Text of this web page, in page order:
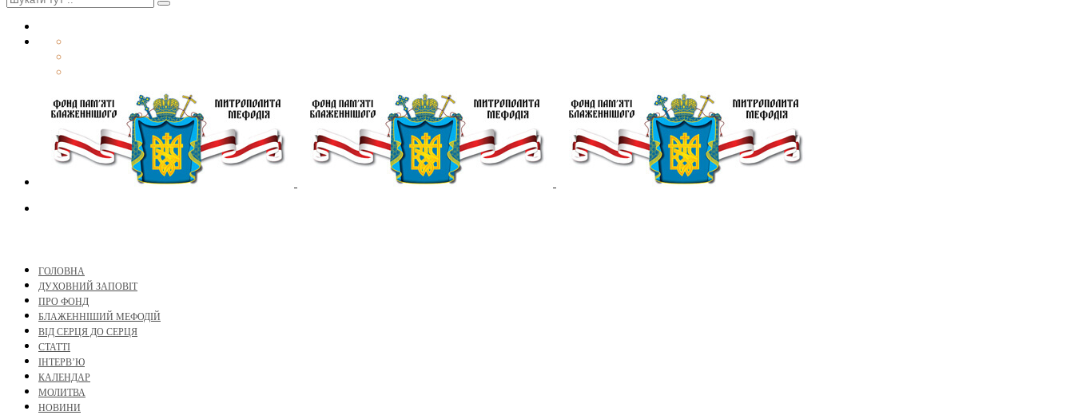
ГОЛОВНА
ДУХОВНИЙ ЗАПОВІТ
ПРО ФОНД
БЛАЖЕННІШИЙ МЕФОДІЙ
ВІД СЕРЦЯ ДО СЕРЦЯ
СТАТТІ
ІНТЕРВ’Ю
КАЛЕНДАР
МОЛИТВА
НОВИНИ